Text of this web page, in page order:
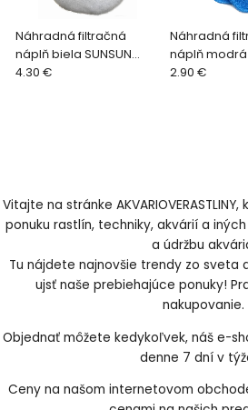
Náhradná filtračná
náplň biela SUNSUN
HW-5000 WHITE - 1ks
4.30 €
Náhradná
náplň modrá
HW-3000
2.90 €
Vitajte na stránke
ponuku rastlín, techniky, akvárií a
a údržbu
Tu nájdete najnovšie trendy zo sveta
ujsť naše prebiehajúce ponuky!
nakupovanie.
Objednať môžete kedykoľvek, náš e-
denne 7 dní v
Ceny na našom internetovom